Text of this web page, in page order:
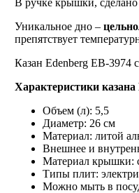
Уникальное дно –
препятствует
Казан Edenberg EB-3974
Характеристики
Объем (л): 5,5
Диаметр: 26 см
Материал: литой
Внешнее и
Материал крышки:
Типы плит:
Можно мыть в